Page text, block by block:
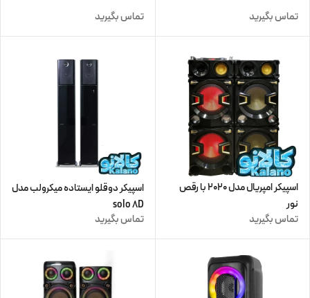
تماس بگیرید تماس بگیرید
اسپیکر امپریال مدل 2020 با رقص
نور
تماس بگیرید
اسپیکر دوقلو ایستاده میکرولب مدل
solo 8D
تماس بگیرید